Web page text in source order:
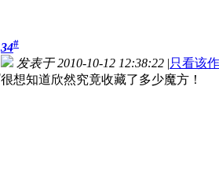
34#
发表于 2010-10-12 12:38:22 |只看该
很想知道欣然究竟收藏了多少魔方！